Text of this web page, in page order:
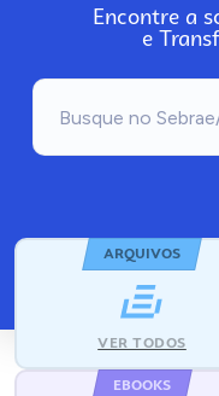
Encontre a
e
ARQUIVOS
VER TODOS
EBOOKS